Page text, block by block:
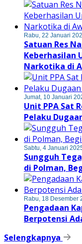
Rabu, 22 Januari
Satuan Res
Keberhasilan
Narkotika di
Jumat, 10 Januari
Unit PPA Sat
Pelaku
Sabtu, 4 Januari
Sungguh
di Polman,
Rabu, 18 Desember
Pengadaan
Berpotensi
Selengkapnya